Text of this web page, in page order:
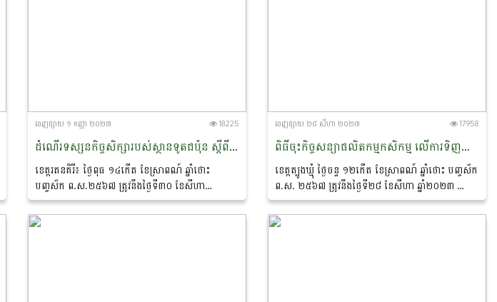
ចេញ​ផ្សាយ​ ១ កញ្ញា ២០២៣ 18225
ដំណើរទស្សនកិច្ចសិក្សារបស់ស្ថានទូតជប៉ុន ស្តីពីការពិនិត្យលទ្ធភាពទទួលបានការគាំទ្រគម្រោងគូសាណូណេរបស់សហគមន៍កសិកម្ម
ខេត្តរតនគិរី៖ ថ្ងៃពុធ ១៤កើត ខែស្រាពណ៍ ឆ្នាំថោះ
បញ្ចស័ក ព.ស.២៥៦៧ ត្រូវនឹងថ្ងៃទី៣០ ខែសីហា
ឆ្នាំ២០២៣ ក្រុមការងារនាយកដ្ឋានកសិ-ឧស្សាហកម្ម នៃ
ក្រសួងកសិកម្ម រុក្ខាប្រមាញ់...
ចេញ​ផ្សាយ​ ២៨ សីហា ២០២៣ 17958
ពិធីចុះកិច្ចសន្យាផលិតកម្មកសិកម្ម លើការទិញលក់ដំឡូងមីស្រស់
ខេត្តត្បូងឃ្មុំ ថ្ងៃចន្ទ ១២កើត ខែស្រាពណ៍ ឆ្នាំថោះ បញ្ចស័ក
ព.ស. ២៥៦៧ ត្រូវនឹងថ្ងៃទី២៨ ខែសីហា ឆ្នាំ២០២៣ លោក
បណ្ឌិត ចាយ ជីម ប្រធាននាយកដ្ឋានកសិ-ឧស្សាហកម្ម នៃ
ក្រសួងកសិកម្ម...